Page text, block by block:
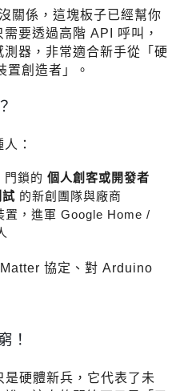
關係，這塊板子已經幫你
要透過高階 API 呼叫，
器，非常適合新手從「硬
置創造者」。
：
門鎖的個人創客或開發者
的新創團隊與廠商
，進軍 Google Home /
協定、對 Arduino
！
硬體新兵，它代表了未